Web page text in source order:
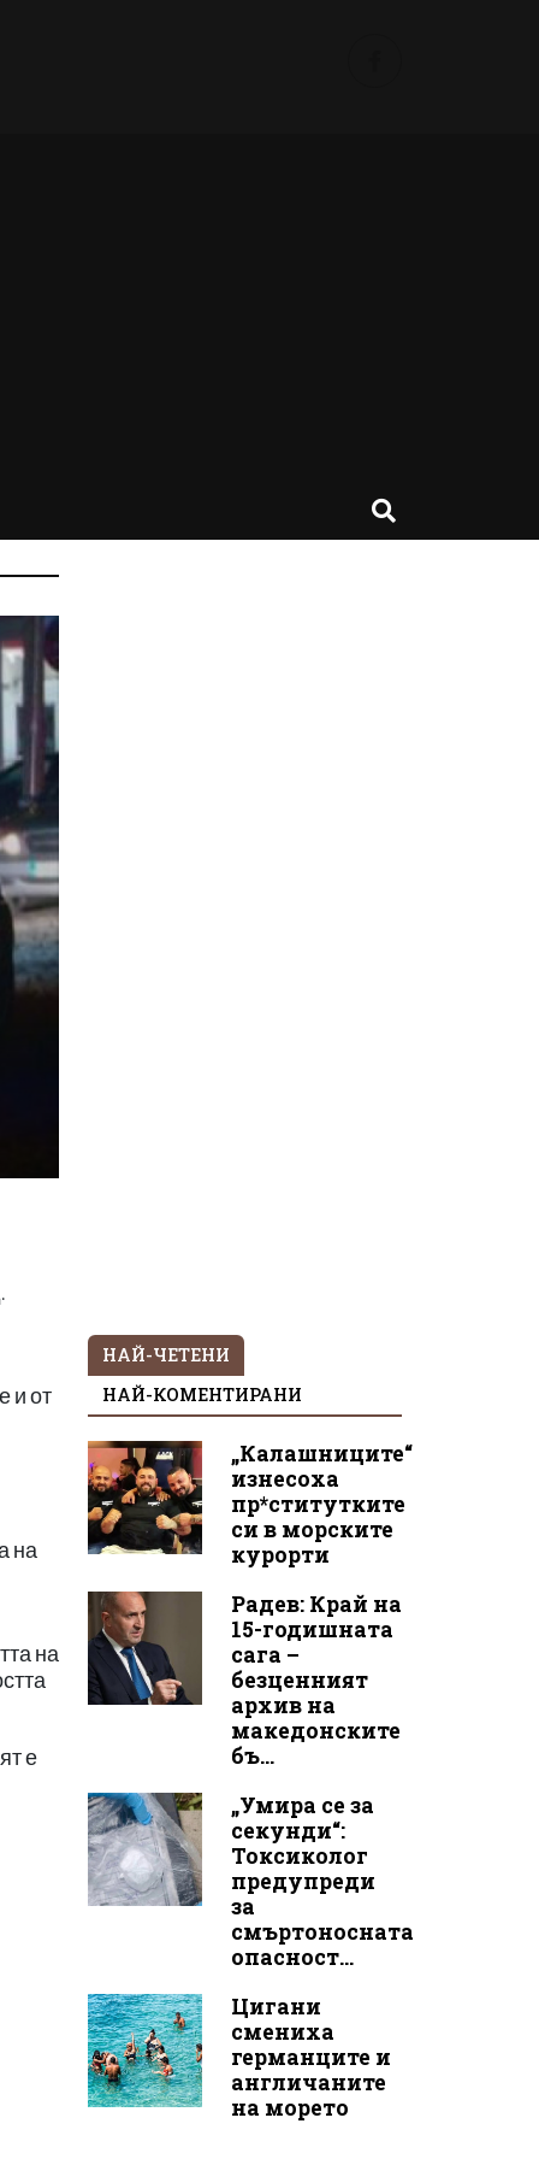
и от
на
на
е
НАЙ-ЧЕТЕНИ
НАЙ-КОМЕНТИРАНИ
„Калашниците“
изнесоха
пр*ститутките
си в морските
курорти
Радев: Край на
15-годишната
сага –
безценният
архив на
македонските
бъ...
„Умира се за
секунди“:
Токсиколог
предупреди
за
смъртоносната
опасност...
Цигани
смениха
германците и
англичаните
на морето